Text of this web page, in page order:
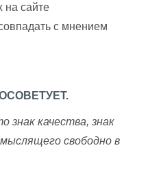
на сайте
с мнением
качества, знак
свободно в